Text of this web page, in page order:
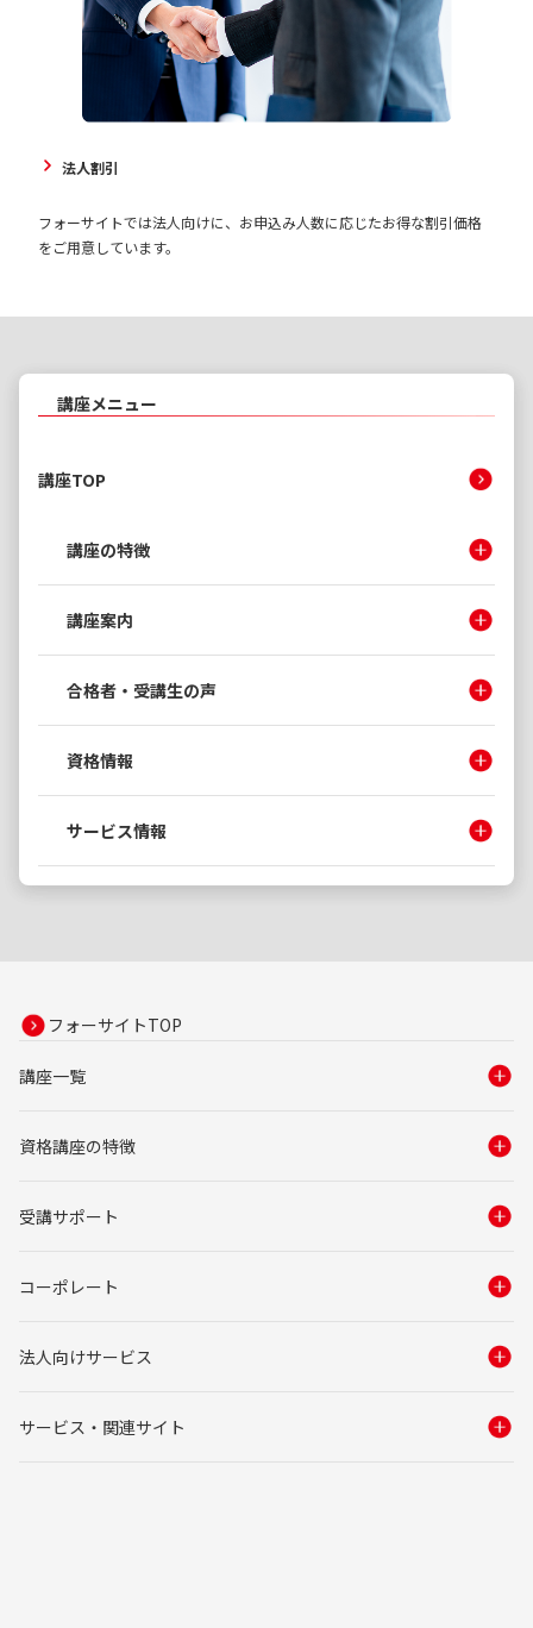
法人割引
フォーサイトでは法人向けに、お申込み人数に応じたお得な割引価格
をご用意しています。
講座メニュー
講座TOP
講座の特徴
講座案内
合格者・受講生の声
資格情報
サービス情報
フォーサイトTOP
講座一覧
資格講座の特徴
受講サポート
コーポレート
法人向けサービス
サービス・関連サイト